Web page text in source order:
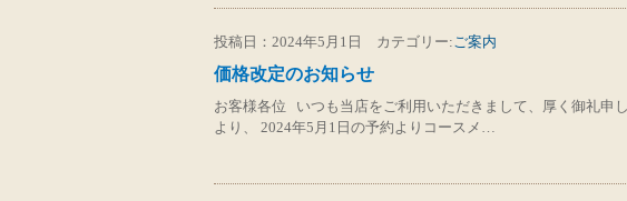
投稿日：2024年5月1日 カテゴリー:ご案内
価格改定のお知らせ
お客様各位 いつも当店をご利用いただきまして、厚く御礼申
より、 2024年5月1日の予約よりコースメ…